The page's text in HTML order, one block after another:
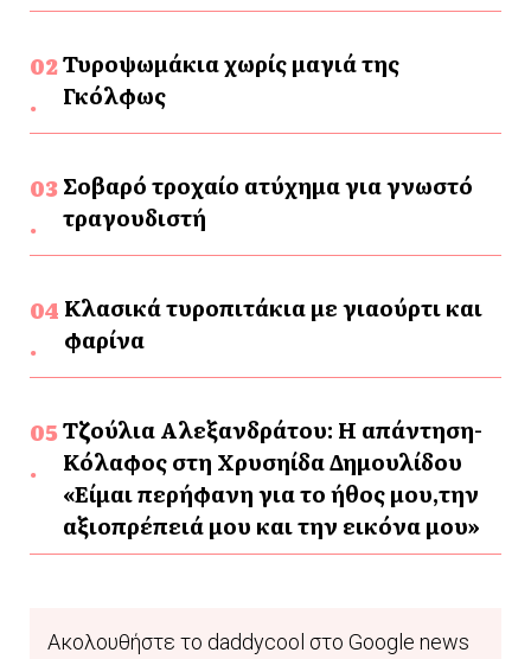
Τυροψωμάκια χωρίς μαγιά της
Γκόλφως
Σοβαρό τροχαίο ατύχημα για γνωστό
τραγουδιστή
Κλασικά τυροπιτάκια με γιαούρτι και
φαρίνα
Τζούλια Αλεξανδράτου: Η απάντηση-
Κόλαφος στη Χρυσηίδα Δημουλίδου
«Είμαι περήφανη για το ήθος μου,την
αξιοπρέπειά μου και την εικόνα μου»
Ακολουθήστε το daddycool στο Google news